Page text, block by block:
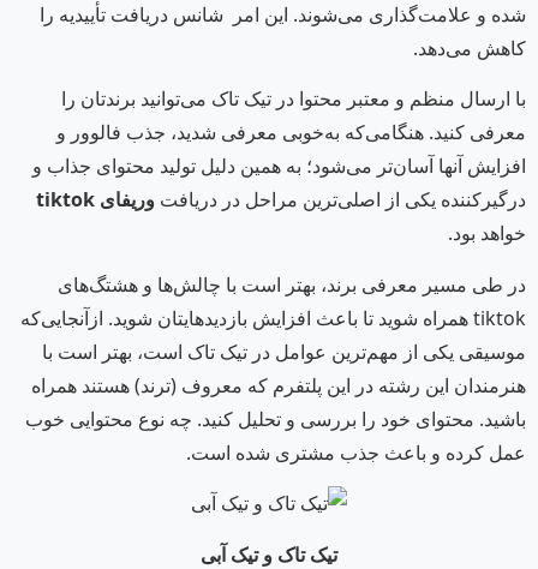
شده و علامت‌گذاری می‌شوند. این امر شانس دریافت تأییدیه را
کاهش می‌دهد.
با ارسال منظم و معتبر محتوا در تیک تاک می‌توانید برندتان را
معرفی کنید. هنگامی‌که به‌خوبی معرفی شدید، جذب فالوور و
افزایش آنها آسان‌تر می‌شود؛ به همین دلیل تولید محتوای جذاب و
درگیرکننده یکی از اصلی‌ترین مراحل در دریافت وریفای tiktok
خواهد بود.
در طی مسیر معرفی برند، بهتر است با چالش‌ها و هشتگ‌های
tiktok همراه شوید تا باعث افزایش بازدیدهایتان شوید. ازآنجایی‌که
موسیقی یکی از مهم‌ترین عوامل در تیک تاک است، بهتر است با
هنرمندان این رشته در این پلتفرم که معروف (ترند) هستند همراه
باشید. محتوای خود را بررسی و تحلیل کنید. چه نوع محتوایی خوب
عمل کرده و باعث جذب مشتری شده است.
تیک تاک و تیک آبی